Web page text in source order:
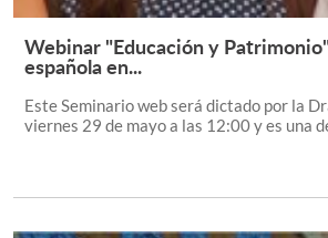
Webinar "Educación y
española en...
Este Seminario web será dictado por la
viernes 29 de mayo a las 12:00 y es una